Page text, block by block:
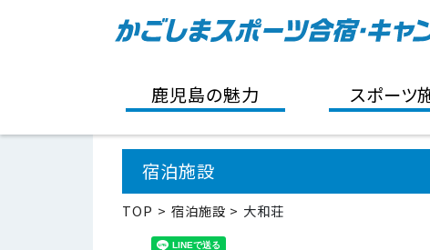
鹿児島の魅力 スポーツ
宿泊施設
TOP 宿泊施設 大和荘